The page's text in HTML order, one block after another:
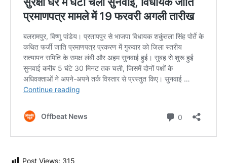
Post Views: 315